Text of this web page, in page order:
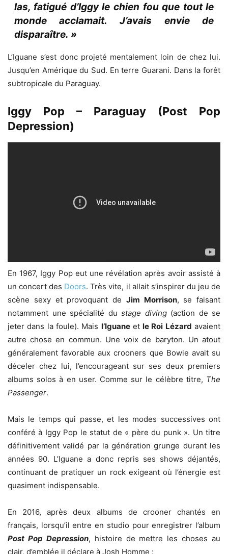
las, fatigué d’Iggy le chien fou que tout le
monde acclamait. J’avais envie de
disparaître. »
L’Iguane s’est donc projeté mentalement loin de chez lui.
Jusqu’en Amérique du Sud. En terre Guarani. Dans la forêt
subtropicale du Paraguay.
Iggy Pop – Paraguay (Post Pop
Depression)
En 1967, Iggy Pop eut une révélation après avoir assisté à
un concert des Doors. Très vite, il allait s’inspirer du jeu de
scène sexy et provoquant de Jim Morrison, se faisant
notamment une spécialité du stage diving(action de se
jeter dans la foule). Mais l’Iguaneetle Roi Lézard avaient
autre chose en commun. Une voix de baryton. Un atout
généralement favorable aux crooners que Bowie avait su
déceler chez lui, l’encourageant sur ses deux premiers
albums solos à en user. Comme sur le célèbre titre, The
Passenger.
Mais le temps qui passe, et les modes successives ont
conféré à Iggy Pop le statut de « père du punk ». Un titre
définitivement validé par la génération grunge durant les
années 90. L’Iguane a donc repris ses shows déjantés,
continuant de pratiquer un rock exigeant où l’énergie est
quasiment indispensable.
En 2016, après deux albums de crooner chantés en
français, lorsqu’il entre en studio pour enregistrer l’album
Post Pop Depression, histoire de mettre les choses au
clair, d’emblée il déclare à Josh Homme :